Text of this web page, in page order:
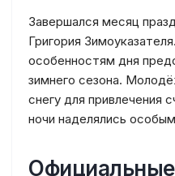
Завершался месяц
Григория
особенностям дня
зимнего сезона.
снегу для привлечения
ночи наделялись